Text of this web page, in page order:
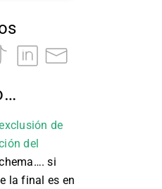
de
del
si
la final es en